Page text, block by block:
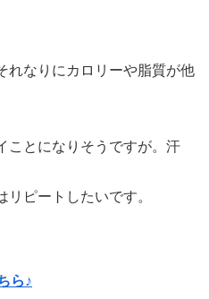
れなりにカロリーや脂質が他
ことになりそうですが。汗
ピートしたいです。
ら♪